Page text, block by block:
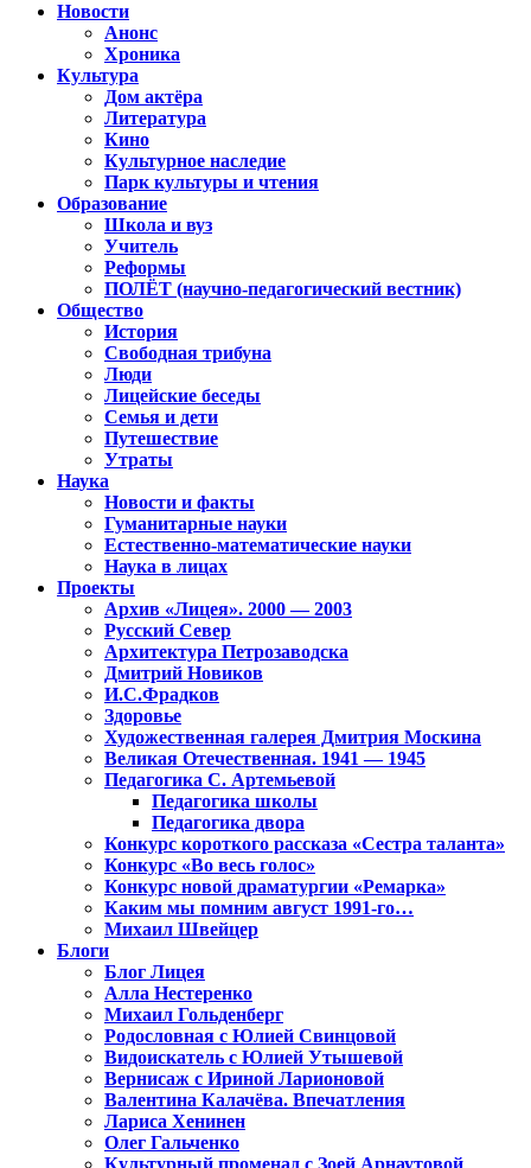
Новости
Анонс
Хроника
Культура
Дом актёра
Литература
Кино
Культурное наследие
Парк культуры и чтения
Образование
Школа и вуз
Учитель
Реформы
ПОЛЁТ (научно-педагогический вестник)
Общество
История
Свободная трибуна
Люди
Лицейские беседы
Семья и дети
Путешествие
Утраты
Наука
Новости и факты
Гуманитарные науки
Естественно-математические науки
Наука в лицах
Проекты
Архив «Лицея». 2000 — 2003
Русский Север
Архитектура Петрозаводска
Дмитрий Новиков
И.С.Фрадков
Здоровье
Художественная галерея Дмитрия Москина
Великая Отечественная. 1941 — 1945
Педагогика С. Артемьевой
Педагогика школы
Педагогика двора
Конкурс короткого рассказа «Сестра таланта»
Конкурс «Во весь голос»
Конкурс новой драматургии «Ремарка»
Каким мы помним август 1991-го…
Михаил Швейцер
Блоги
Блог Лицея
Алла Нестеренко
Михаил Гольденберг
Родословная с Юлией Свинцовой
Видоискатель с Юлией Утышевой
Вернисаж с Ириной Ларионовой
Валентина Калачёва. Впечатления
Лариса Хенинен
Олег Гальченко